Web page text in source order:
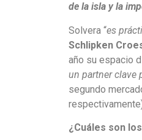
de la isla y la
Solvera “es
Schlipken
año su espacio
un partner clave
segundo
¿Cuáles son